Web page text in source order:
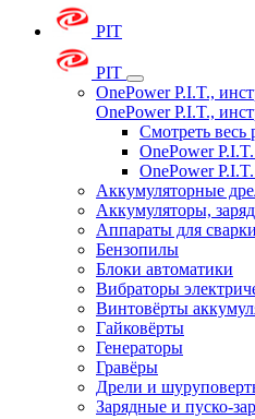
PIT
PIT
OnePower P.I.T.,
OnePower P.I.T.,
Смотреть весь
OnePower
OnePower
Аккумуляторные
Аккумуляторы,
Аппараты для
Бензопилы
Блоки автоматики
Вибраторы
Винтовёрты
Гайковёрты
Генераторы
Гравёры
Дрели и
Зарядные и пуско-